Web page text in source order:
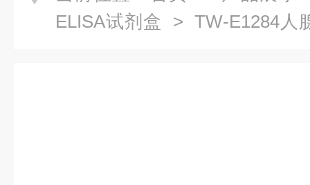
ELISA试剂盒 > TW-E1284人